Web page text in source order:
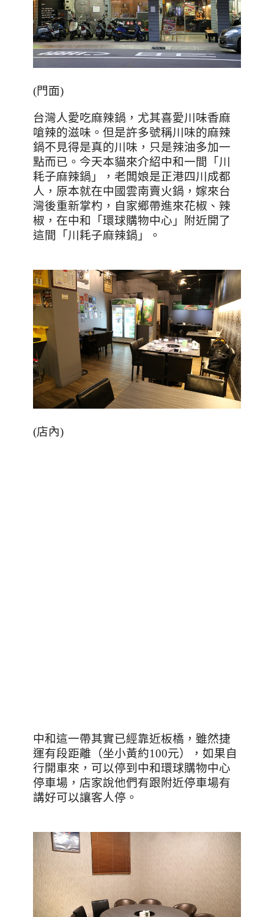
(門面)
台灣人愛吃麻辣鍋，尤其喜愛川味香麻
嗆辣的滋味。但是許多號稱川味的麻辣
鍋不見得是真的川味，只是辣油多加一
點而已。今天本貓來介紹中和一間「川
耗子麻辣鍋」，老闆娘是正港四川成都
人，原本就在中國雲南賣火鍋，嫁來台
灣後重新掌杓，自家鄉帶進來花椒、辣
椒，在中和「環球購物中心」附近開了
這間「川耗子麻辣鍋」。
(店內)
中和這一帶其實已經靠近板橋，雖然捷
運有段距離（坐小黃約100元），如果自
行開車來，可以停到中和環球購物中心
停車場，店家說他們有跟附近停車場有
講好可以讓客人停。